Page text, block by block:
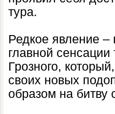
тура.
Редкое явление –
главной
Грозного,
своих новых
образом на битву